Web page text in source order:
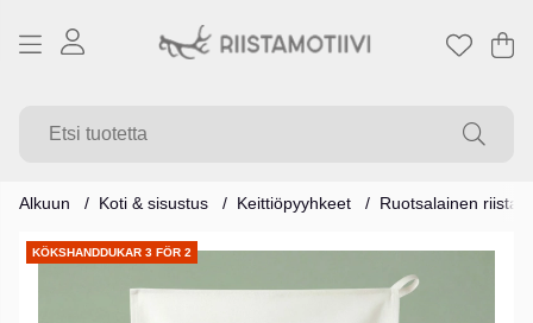
.
Alkuun Koti & sisustus Keittiöpyyhkeet Ruotsalainen riista
KÖKSHANDDUKAR 3 FÖR 2
Tuotekuvat